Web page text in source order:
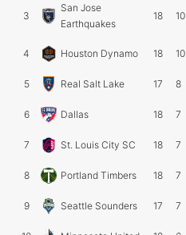
3
San Jose
Earthquakes
18 10
4 Houston Dynamo 18 10
5 Real Salt Lake 17 8
6 Dallas 18 7
7 St. Louis City SC 18 7
8 Portland Timbers 18 7
9 Seattle Sounders 17 7